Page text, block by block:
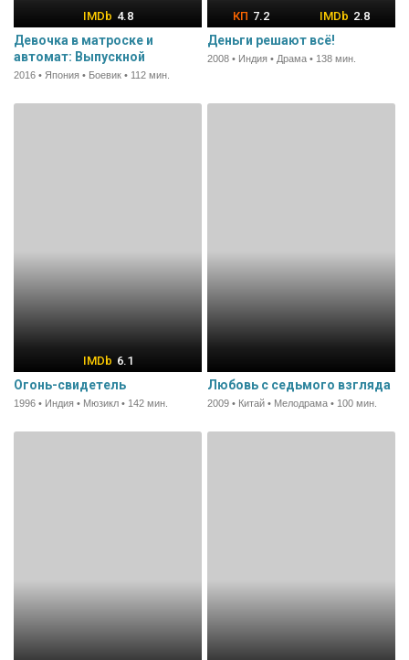
4.8
Девочка в матроске и
автомат: Выпускной
2016 • Япония • Боевик • 112 мин.
7.2 2.8
Деньги решают всё!
2008 • Индия • Драма • 138 мин.
6.1
Огонь-свидетель
1996 • Индия • Мюзикл • 142 мин.
Любовь с седьмого взгляда
2009 • Китай • Мелодрама • 100 мин.